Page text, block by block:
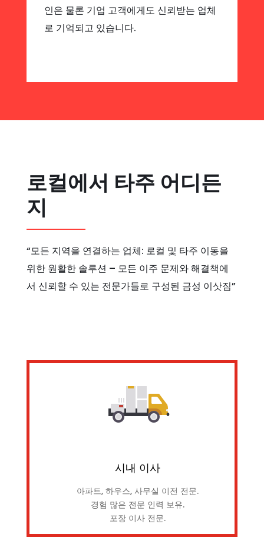
인은 물론 기업 고객에게도 신뢰받는 업체
로 기억되고 있습니다.
로컬에서 타주 어디든
지
“모든 지역을 연결하는 업체: 로컬 및 타주 이동을
위한 원활한 솔루션 – 모든 이주 문제와 해결책에
서 신뢰할 수 있는 전문가들로 구성된 금성 이삿짐”
시내 이사
아파트, 하우스, 사무실 이전 전문.
경험 많은 전문 인력 보유.
포장 이사 전문.